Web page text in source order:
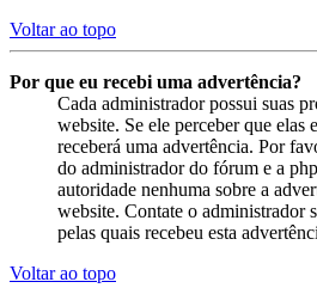
Voltar ao topo
Por que eu recebi uma advertência?
Cada administrador possui suas
website. Se ele perceber que elas
receberá uma advertência. Por
do administrador do fórum e a
autoridade nenhuma sobre a
website. Contate o administrador
pelas quais recebeu esta
Voltar ao topo